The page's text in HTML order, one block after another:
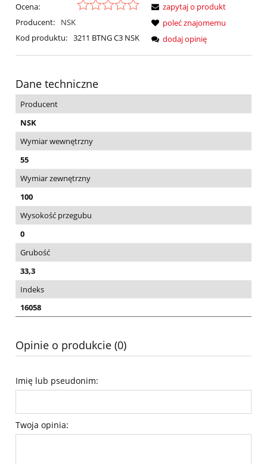
Ocena:
Producent:
NSK
Kod produktu: 3211 BTNG C3 NSK
zapytaj o produkt
poleć znajomemu
dodaj opinię
Dane techniczne
Producent
NSK
Wymiar wewnętrzny
55
Wymiar zewnętrzny
100
Wysokość przegubu
0
Grubość
33,3
Indeks
16058
Opinie o produkcie (0)
Imię lub pseudonim:
Twoja opinia: